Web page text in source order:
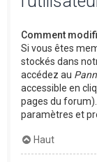
Comment
Si vous êtes
stockés dans
accédez au
accessible en
pages du
paramètres et
Haut